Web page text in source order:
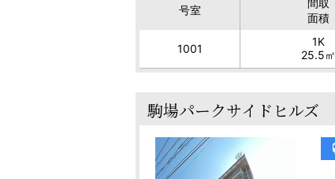
号室
間取
面積
1001
1K
25.5㎡
駒場パークサイドヒルズ